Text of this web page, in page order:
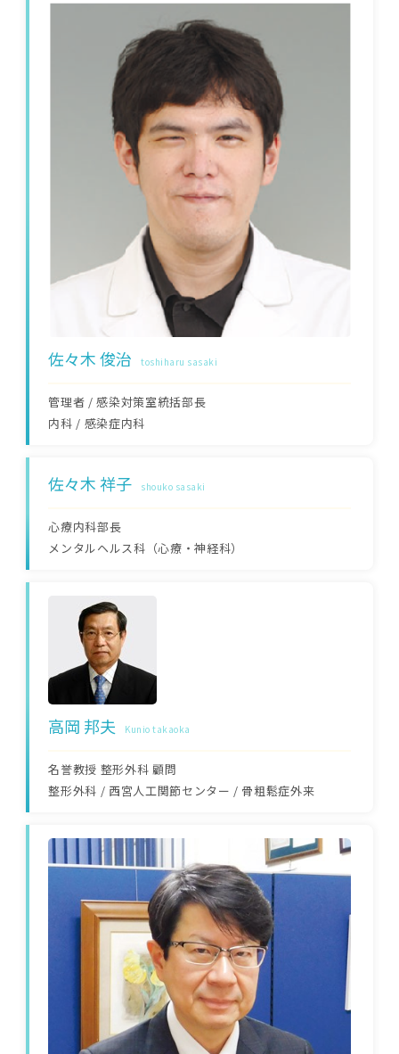
佐々木 俊治 toshiharu sasaki
管理者 / 感染対策室統括部長
内科 / 感染症内科
佐々木 祥子 shouko sasaki
心療内科部長
メンタルヘルス科（心療・神経科）
高岡 邦夫 Kunio takaoka
名誉教授 整形外科 顧問
整形外科 / 西宮人工関節センター / 骨粗鬆症外来